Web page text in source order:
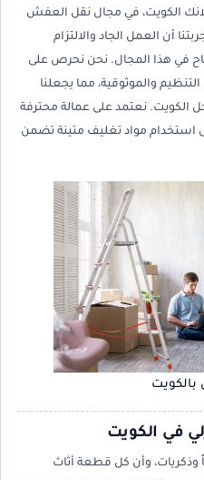
الكويت، في مجال نقل العفش
أن العمل الجاد والالتزام
في هذا المجال. نحن نحرص على
والموثوقية، مما يجعلنا
الكويت. نعتمد على عمالة محترفة
استخدام مواد تغليف متينة تضمن
في الكويت
وأن كل قطعة أثاث